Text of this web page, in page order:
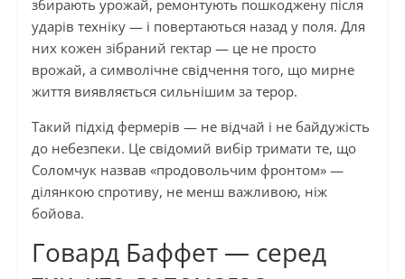
збирають урожай, ремонтують пошкоджену після
ударів техніку — і повертаються назад у поля. Для
них кожен зібраний гектар — це не просто
врожай, а символічне свідчення того, що мирне
життя виявляється сильнішим за терор.
Такий підхід фермерів — не відчай і не байдужість
до небезпеки. Це свідомий вибір тримати те, що
Соломчук назвав «продовольчим фронтом» —
ділянкою спротиву, не менш важливою, ніж
бойова.
Говард Баффет — серед